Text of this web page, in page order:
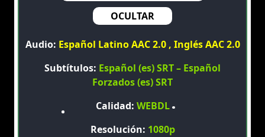
OCULTAR
Audio: Español Latino AAC 2.0 , Inglés AAC 2.0
Subtítulos: Español (es) SRT – Español
Forzados (es) SRT
Calidad: WEBDL
Resolución: 1080p